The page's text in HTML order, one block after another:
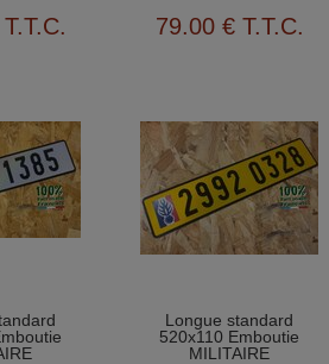
T.T.C. 79.00 € T.T.C.
Longue standard
520x110 Emboutie
MILITAIRE